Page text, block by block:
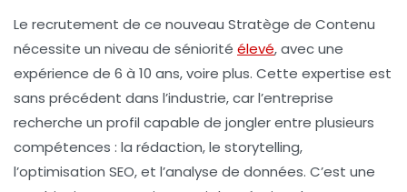
Le recrutement de ce nouveau Stratège de Contenu
nécessite un niveau de séniorité élevé, avec une
expérience de 6 à 10 ans, voire plus. Cette expertise est
sans précédent dans l’industrie, car l’entreprise
recherche un profil capable de jongler entre plusieurs
compétences : la rédaction, le storytelling,
l’optimisation SEO, et l’analyse de données. C’est une